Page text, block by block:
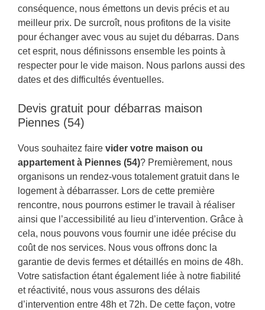
conséquence, nous émettons un devis précis et au
meilleur prix. De surcroît, nous profitons de la visite
pour échanger avec vous au sujet du débarras. Dans
cet esprit, nous définissons ensemble les points à
respecter pour le vide maison. Nous parlons aussi des
dates et des difficultés éventuelles.
Devis gratuit pour débarras maison
Piennes (54)
Vous souhaitez faire vider votre maison ou
appartement à Piennes (54)? Premièrement, nous
organisons un rendez-vous totalement gratuit dans le
logement à débarrasser. Lors de cette première
rencontre, nous pourrons estimer le travail à réaliser
ainsi que l’accessibilité au lieu d’intervention. Grâce à
cela, nous pouvons vous fournir une idée précise du
coût de nos services. Nous vous offrons donc la
garantie de devis fermes et détaillés en moins de 48h.
Votre satisfaction étant également liée à notre fiabilité
et réactivité, nous vous assurons des délais
d’intervention entre 48h et 72h. De cette façon, votre